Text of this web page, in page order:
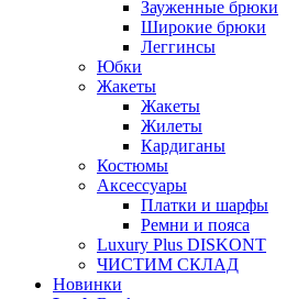
Зауженные брюки
Широкие брюки
Леггинсы
Юбки
Жакеты
Жакеты
Жилеты
Кардиганы
Костюмы
Аксессуары
Платки и шарфы
Ремни и пояса
Luxury Plus DISKONT
ЧИСТИМ СКЛАД
Новинки